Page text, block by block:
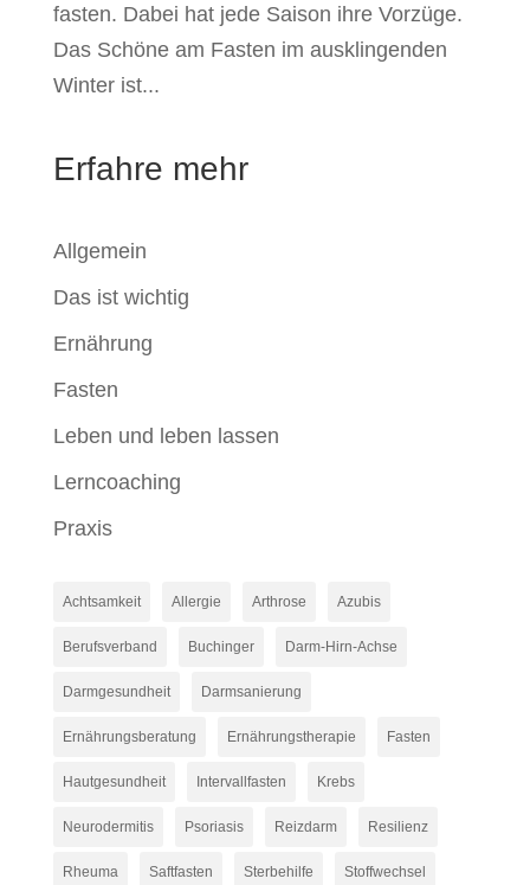
fasten. Dabei hat jede Saison ihre Vorzüge.
Das Schöne am Fasten im ausklingenden
Winter ist...
Erfahre mehr
Allgemein
Das ist wichtig
Ernährung
Fasten
Leben und leben lassen
Lerncoaching
Praxis
Achtsamkeit Allergie Arthrose Azubis
Berufsverband Buchinger Darm-Hirn-Achse
Darmgesundheit Darmsanierung
Ernährungsberatung Ernährungstherapie Fasten
Hautgesundheit Intervallfasten Krebs
Neurodermitis Psoriasis Reizdarm Resilienz
Rheuma Saftfasten Sterbehilfe Stoffwechsel